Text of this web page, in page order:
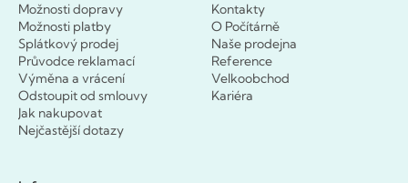
Možnosti dopravy
Možnosti platby
Splátkový prodej
Průvodce reklamací
Výměna a vrácení
Odstoupit od smlouvy
Jak nakupovat
Nejčastější dotazy
Kontakty
O Počítárně
Naše prodejna
Reference
Velkoobchod
Kariéra